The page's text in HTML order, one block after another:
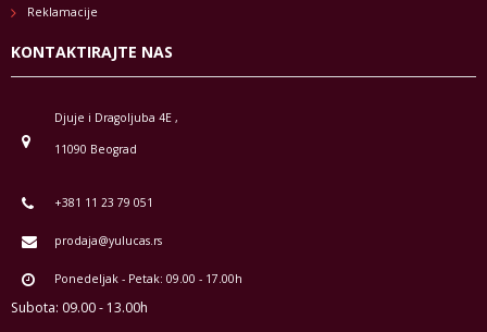
Reklamacije
KONTAKTIRAJTE NAS
Djuje i Dragoljuba 4E ,
11090 Beograd
+381 11 23 79 051
prodaja@yulucas.rs
Ponedeljak - Petak: 09.00 - 17.00h
Subota: 09.00 - 13.00h